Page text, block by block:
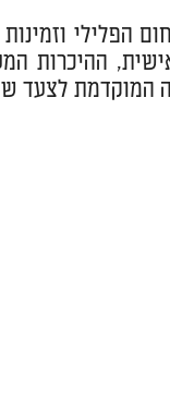
ההיכרות
המוקדמת לצעד